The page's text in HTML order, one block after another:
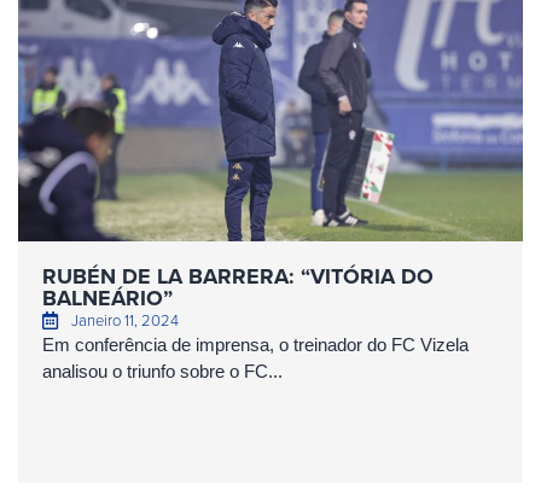
RUBÉN DE LA BARRERA: “VITÓRIA DO
BALNEÁRIO”
Janeiro 11, 2024
Em conferência de imprensa, o treinador do FC Vizela
analisou o triunfo sobre o FC...